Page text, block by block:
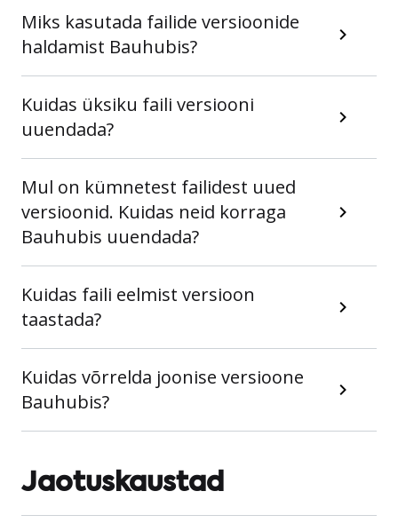
Miks kasutada failide versioonide
haldamist Bauhubis?
Kuidas üksiku faili versiooni
uuendada?
Mul on kümnetest failidest uued
versioonid. Kuidas neid korraga
Bauhubis uuendada?
Kuidas faili eelmist versioon
taastada?
Kuidas võrrelda joonise versioone
Bauhubis?
Jaotuskaustad